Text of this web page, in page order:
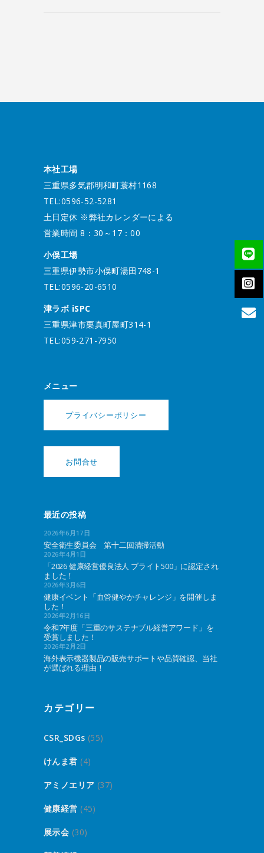
本社工場
三重県多気郡明和町蓑村1168
TEL:0596-52-5281
土日定休 ※弊社カレンダーによる
営業時間 8：30～17：00
小俣工場
三重県伊勢市小俣町湯田748-1
TEL:0596-20-6510
津ラボ iSPC
三重県津市栗真町屋町314-1
TEL:059-271-7950
メニュー
プライバシーポリシー
お問合せ
最近の投稿
2026年6月17日
安全衛生委員会 第十二回清掃活動
2026年4月1日
「2026 健康経営優良法人 ブライト500」に認定され
ました！
2026年3月6日
健康イベント「血管健やかチャレンジ」を開催しま
した！
2026年2月16日
令和7年度「三重のサステナブル経営アワード」を
受賞しました！
2026年2月2日
海外表示機器製品の販売サポートや品質確認、当社
が選ばれる理由！
カテゴリー
CSR_SDGs (55)
けんま君 (4)
アミノエリア (37)
健康経営 (45)
展示会 (30)